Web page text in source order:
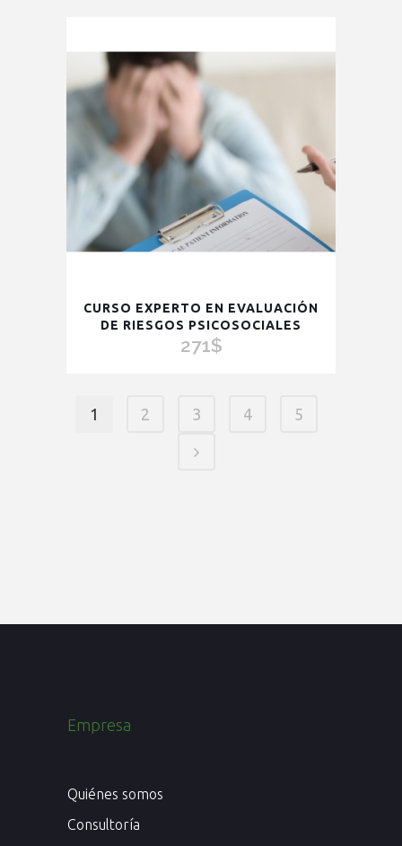
CURSO EXPERTO EN EVALUACIÓN
DE RIESGOS PSICOSOCIALES
271$
1 2 3 4 5
Empresa
Quiénes somos
Consultoría